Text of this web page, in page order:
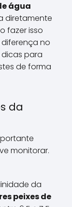
água
diretamente
fazer isso
no
para
de forma
da
monitorar.
da
peixes de